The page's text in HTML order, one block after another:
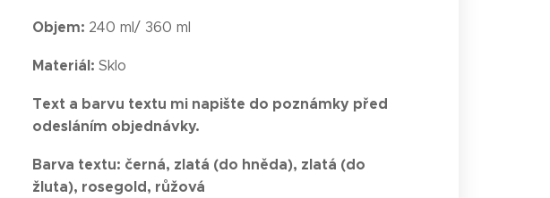
Objem: 240 ml/ 360 ml
Materiál:Sklo
Text a barvu textu mi napište do poznámky před
odesláním objednávky.
Barva textu: černá, zlatá (do hněda), zlatá (do
žluta), rosegold, růžová